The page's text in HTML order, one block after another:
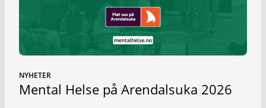
NYHETER
Mental Helse på Arendalsuka 2026